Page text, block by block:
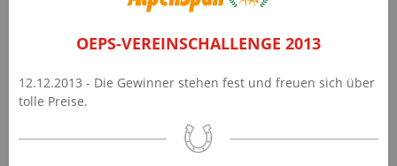
OEPS-VEREINSCHALLENGE 2013
12.12.2013 - Die Gewinner stehen fest und freuen sich über
tolle Preise.